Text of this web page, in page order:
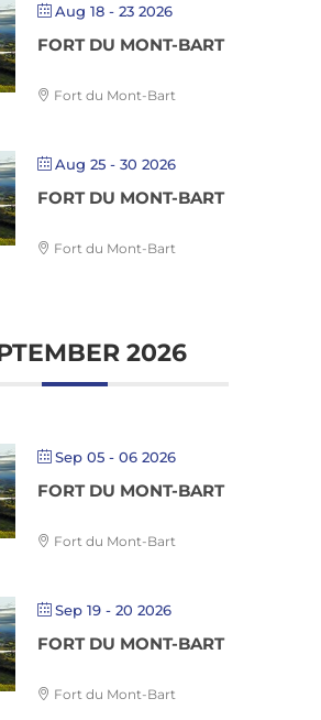
Aug 18 - 23 2026
FORT DU MONT-BART
Fort du Mont-Bart
Aug 25 - 30 2026
FORT DU MONT-BART
Fort du Mont-Bart
2026
Sep 05 - 06 2026
FORT DU MONT-BART
Fort du Mont-Bart
Sep 19 - 20 2026
FORT DU MONT-BART
Fort du Mont-Bart